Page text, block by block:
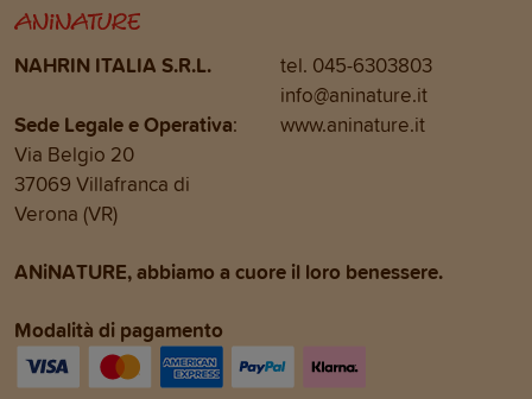
NAHRIN ITALIA S.R.L.
Sede Legale e Operativa:
Via Belgio 20
37069 Villafranca di
Verona (VR)
tel. 045-6303803
info@aninature.it
www.aninature.it
ANiNATURE, abbiamo a cuore il loro benessere.
Modalità di pagamento